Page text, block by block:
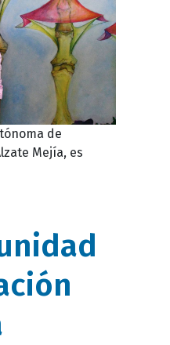
de
Mejía, es